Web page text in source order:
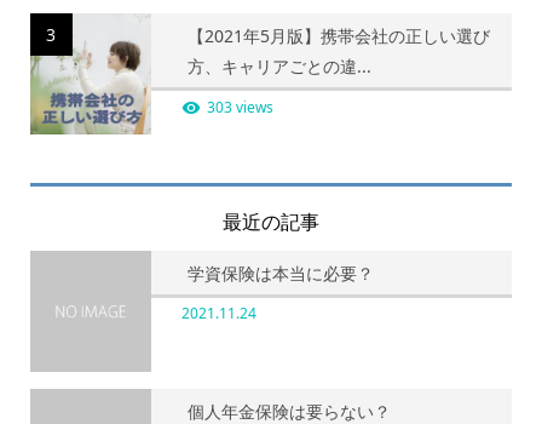
3
【2021年5月版】携帯会社の正しい選び
方、キャリアごとの違...
303 views
最近の記事
学資保険は本当に必要？
2021.11.24
個人年金保険は要らない？